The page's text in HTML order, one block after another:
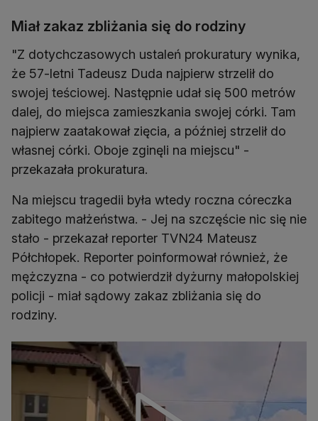
Miał zakaz zbliżania się do rodziny
"Z dotychczasowych ustaleń prokuratury wynika,
że 57-letni Tadeusz Duda najpierw strzelił do
swojej teściowej. Następnie udał się 500 metrów
dalej, do miejsca zamieszkania swojej córki. Tam
najpierw zaatakował zięcia, a później strzelił do
własnej córki. Oboje zginęli na miejscu" -
przekazała prokuratura.
Na miejscu tragedii była wtedy roczna córeczka
zabitego małżeństwa. - Jej na szczęście nic się nie
stało - przekazał reporter TVN24 Mateusz
Półchłopek. Reporter poinformował również, że
mężczyzna - co potwierdził dyżurny małopolskiej
policji - miał sądowy zakaz zbliżania się do
rodziny.